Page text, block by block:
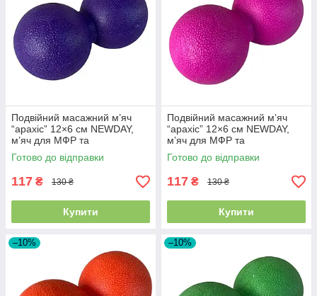
Подвійний масажний м’яч
“арахіс” 12×6 см NEWDAY,
м’яч для МФР та
самомасажу, фіолетовий SF-
9607
Готово до відправки
117 ₴ 130 ₴
Купити
Подвійний масажний м’яч
“арахіс” 12×6 см NEWDAY,
м’яч для МФР та
самомасажу, рожевий SF-
9584
Готово до відправки
117 ₴ 130 ₴
Купити
–10% –10%